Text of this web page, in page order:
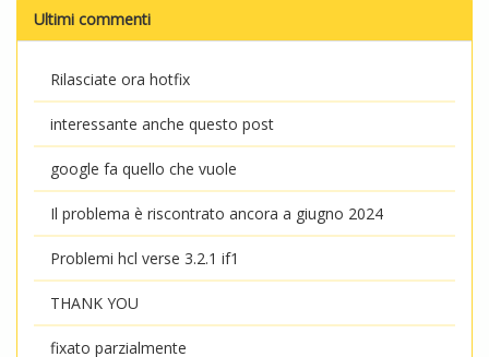
Ultimi commenti
Rilasciate ora hotfix
interessante anche questo post
google fa quello che vuole
Il problema è riscontrato ancora a giugno 2024
Problemi hcl verse 3.2.1 if1
THANK YOU
fixato parzialmente